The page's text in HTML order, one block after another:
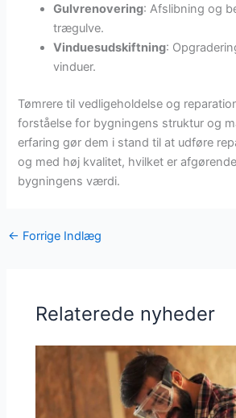
Gulvrenovering: Afslibning og
trægulve.
Vinduesudskiftning:
vinduer.
Tømrere til vedligeholdelse og
forståelse for bygningens struktur og
erfaring gør dem i stand til at udføre
og med høj kvalitet, hvilket er
bygningens værdi.
← Forrige Indlæg
Relaterede nyheder